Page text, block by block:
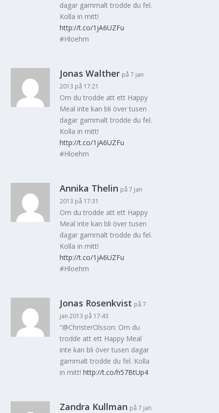
dagar gammalt trodde du fel.
Kolla in mitt!
http://t.co/1jA6UZFu
#Hloehm
Jonas Walther på 7 jan
2013 på 17:21
Om du trodde att ett Happy
Meal inte kan bli över tusen
dagar gammalt trodde du fel.
Kolla in mitt!
http://t.co/1jA6UZFu
#Hloehm
Annika Thelin på 7 jan
2013 på 17:31
Om du trodde att ett Happy
Meal inte kan bli över tusen
dagar gammalt trodde du fel.
Kolla in mitt!
http://t.co/1jA6UZFu
#Hloehm
Jonas Rosenkvist på 7
jan 2013 på 17:43
“@ChristerOlsson: Om du
trodde att ett Happy Meal
inte kan bli över tusen dagar
gammalt trodde du fel. Kolla
in mitt!http://t.co/h57BtUp4
Zandra Kullman på 7 jan